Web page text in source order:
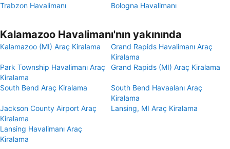
Trabzon Havalimanı
Bologna Havalimanı
Kalamazoo Havalimanı'nın yakınında
Kalamazoo (MI) Araç Kiralama
Grand Rapids Havalimanı Araç
Kiralama
Park Township Havalimanı Araç
Kiralama
Grand Rapids (MI) Araç Kiralama
South Bend Araç Kiralama
South Bend Havaalanı Araç
Kiralama
Jackson County Airport Araç
Kiralama
Lansing, MI Araç Kiralama
Lansing Havalimanı Araç
Kiralama